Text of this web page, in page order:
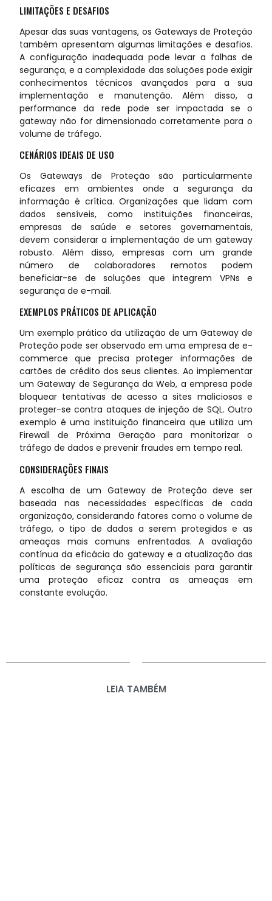
LIMITAÇÕES E DESAFIOS
Apesar das suas vantagens, os Gateways de Proteção
também apresentam algumas limitações e desafios.
A configuração inadequada pode levar a falhas de
segurança, e a complexidade das soluções pode exigir
conhecimentos técnicos avançados para a sua
implementação e manutenção. Além disso, a
performance da rede pode ser impactada se o
gateway não for dimensionado corretamente para o
volume de tráfego.
CENÁRIOS IDEAIS DE USO
Os Gateways de Proteção são particularmente
eficazes em ambientes onde a segurança da
informação é crítica. Organizações que lidam com
dados sensíveis, como instituições financeiras,
empresas de saúde e setores governamentais,
devem considerar a implementação de um gateway
robusto. Além disso, empresas com um grande
número de colaboradores remotos podem
beneficiar-se de soluções que integrem VPNs e
segurança de e-mail.
EXEMPLOS PRÁTICOS DE APLICAÇÃO
Um exemplo prático da utilização de um Gateway de
Proteção pode ser observado em uma empresa de e-
commerce que precisa proteger informações de
cartões de crédito dos seus clientes. Ao implementar
um Gateway de Segurança da Web, a empresa pode
bloquear tentativas de acesso a sites maliciosos e
proteger-se contra ataques de injeção de SQL. Outro
exemplo é uma instituição financeira que utiliza um
Firewall de Próxima Geração para monitorizar o
tráfego de dados e prevenir fraudes em tempo real.
CONSIDERAÇÕES FINAIS
A escolha de um Gateway de Proteção deve ser
baseada nas necessidades específicas de cada
organização, considerando fatores como o volume de
tráfego, o tipo de dados a serem protegidos e as
ameaças mais comuns enfrentadas. A avaliação
contínua da eficácia do gateway e a atualização das
políticas de segurança são essenciais para garantir
uma proteção eficaz contra as ameaças em
constante evolução.
LEIA TAMBÉM